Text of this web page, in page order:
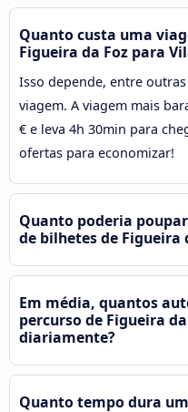
Quanto custa uma
Figueira da Foz para
Isso depende, entre
viagem. A viagem mais
€ e leva 4h 30min para
ofertas para economizar!
Quanto poderia
de bilhetes de Figueira
Em média, quantos
percurso de Figueira
diariamente?
Quanto tempo dura